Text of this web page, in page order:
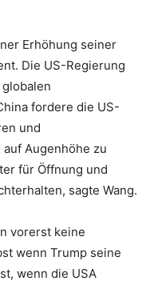
Erhöhung seiner
Die US-Regierung
fordere die US-
und
Augenhöhe zu
für Öffnung und
sagte Wang.
vorerst keine
wenn Trump seine
wenn die USA